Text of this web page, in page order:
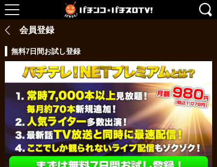
会員登録
無料7日間お試し登録